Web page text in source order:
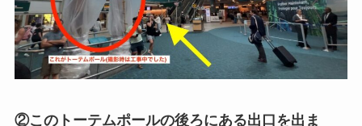
②このトーテムポールの後ろにある出口を出ま